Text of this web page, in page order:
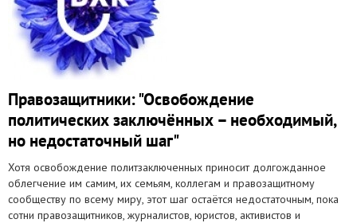
Правозащитники: "Освобождение
политических заключённых – необходимый,
но недостаточный шаг"
Хотя освобождение политзаключенных приносит долгожданное
облегчение им самим, их семьям, коллегам и правозащитному
сообществу по всему миру, этот шаг остаётся недостаточным, пока
сотни правозащитников, журналистов, юристов, активистов и